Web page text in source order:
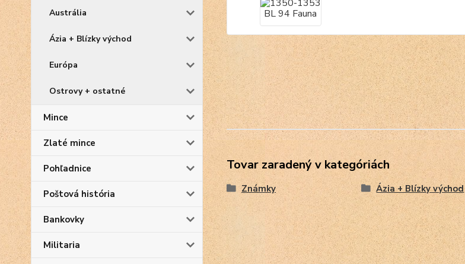
Austrália
Ázia + Blízky východ
Európa
Ostrovy + ostatné
Mince
Zlaté mince
Pohľadnice
Poštová história
Bankovky
Militaria
Tovar zaradený v kategóriách
Známky Ázia + Blízky východ